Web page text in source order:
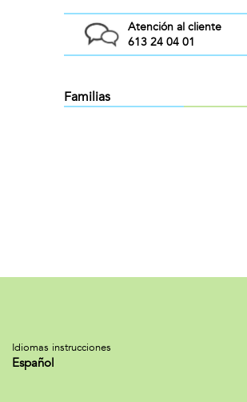
Atención al cliente
613 24 04 01
Familias
Idiomas instrucciones
Español